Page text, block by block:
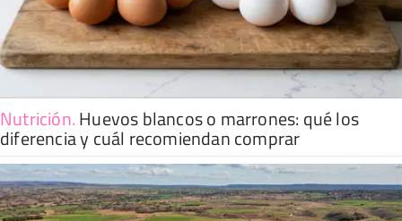
Nutrición.Huevos blancos o marrones: qué los
diferencia y cuál recomiendan comprar